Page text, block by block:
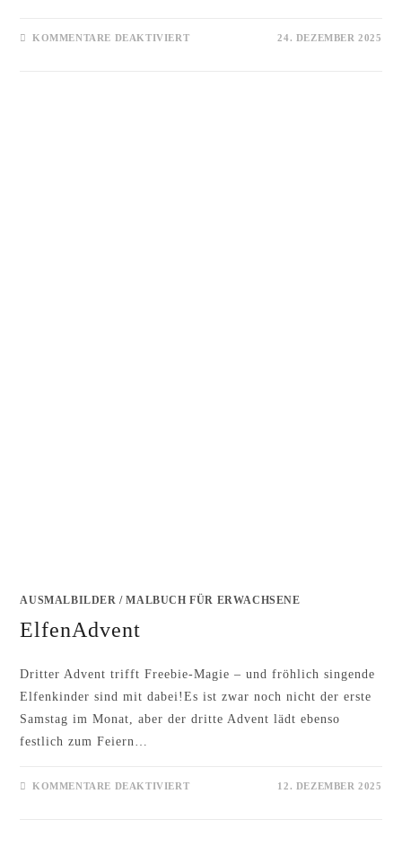
KOMMENTARE DEAKTIVIERTFÜR
24. DEZEMBER 2025
AUSMALBILDER /MALBUCH FÜR ERWACHSENE
ElfenAdvent
Dritter Advent trifft Freebie-Magie – und fröhlich singende
Elfenkinder sind mit dabei!Es ist zwar noch nicht der erste
Samstag im Monat, aber der dritte Advent lädt ebenso
festlich zum Feiern…
KOMMENTARE DEAKTIVIERTFÜR
12. DEZEMBER 2025